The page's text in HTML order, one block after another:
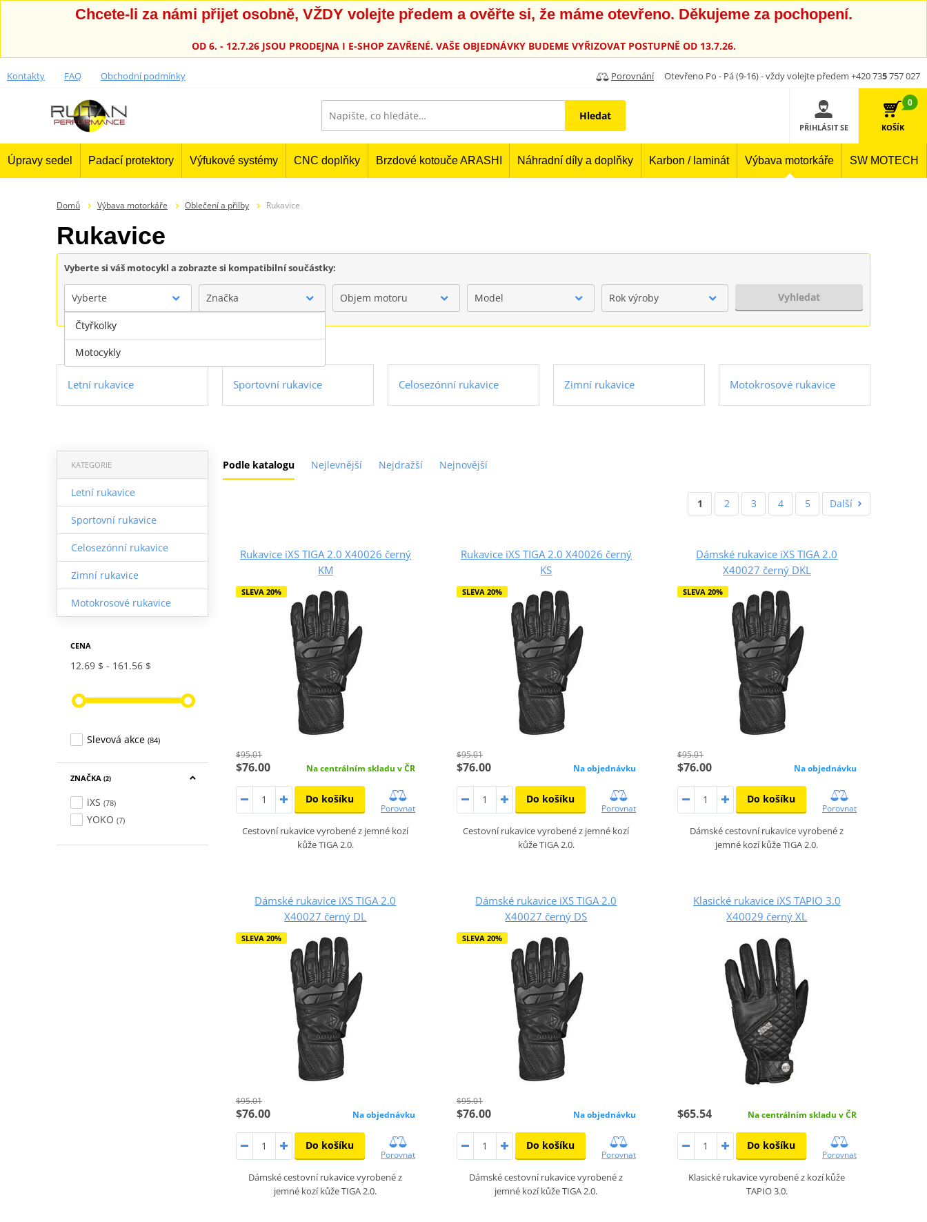
Chcete-li za námi přijet osobně, VŽDY volejte předem a ověřte si, že máme otevřeno. Děkujeme za pochopení.
OD 6. - 12.7.26 JSOU PRODEJNA I E-SHOP ZAVŘENÉ. VAŠE OBJEDNÁVKY BUDEME VYŘIZOVAT POSTUPNĚ OD 13.7.26.
Kontakty FAQ Obchodní podmínky Porovnání Otevřeno Po - Pá (9-16) - vždy volejte předem +420 735757 027
Hledat
PŘIHLÁSIT SE
0
KOŠÍK
Úpravy sedel Padací protektory Výfukové systémy CNC doplňky Brzdové kotouče ARASHI Náhradní díly a doplňky Karbon / laminát Výbava motorkáře SW MOTECH
Domů Výbava motorkáře Oblečení a přilby Rukavice
Rukavice
Vyberte si váš motocykl a zobrazte si kompatibilní součástky:
Vyberte Značka Objem motoru Model Rok výroby Vyhledat
Letní rukavice Sportovní rukavice Celosezónní rukavice Zimní rukavice Motokrosové rukavice
Podle katalogu Nejlevnější Nejdražší Nejnovější
KATEGORIE
Letní rukavice
Sportovní rukavice
Celosezónní rukavice
Zimní rukavice
Motokrosové rukavice
CENA
12.69 $ 161.56 $
Slevová akce (84)
ZNAČKA (2)
iXS (78)
YOKO (7)
1 2 3 4 5 Další
Rukavice iXS TIGA 2.0 X40026 černý
KM
SLEVA 20%
$95.01
$76.00 Na centrálním skladu v ČR
Do košíku
Porovnat
Cestovní rukavice vyrobené z jemné kozí
kůže TIGA 2.0.
Rukavice iXS TIGA 2.0 X40026 černý
KS
SLEVA 20%
$95.01
$76.00 Na objednávku
Do košíku
Porovnat
Cestovní rukavice vyrobené z jemné kozí
kůže TIGA 2.0.
Dámské rukavice iXS TIGA 2.0
X40027 černý DKL
SLEVA 20%
$95.01
$76.00 Na objednávku
Do košíku
Porovnat
Dámské cestovní rukavice vyrobené z
jemné kozí kůže TIGA 2.0.
Dámské rukavice iXS TIGA 2.0
X40027 černý DL
SLEVA 20%
$95.01
$76.00 Na objednávku
Do košíku
Porovnat
Dámské cestovní rukavice vyrobené z
jemné kozí kůže TIGA 2.0.
Dámské rukavice iXS TIGA 2.0
X40027 černý DS
SLEVA 20%
$95.01
$76.00 Na objednávku
Do košíku
Porovnat
Dámské cestovní rukavice vyrobené z
jemné kozí kůže TIGA 2.0.
Klasické rukavice iXS TAPIO 3.0
X40029 černý XL
$65.54 Na centrálním skladu v ČR
Do košíku
Porovnat
Klasické rukavice vyrobené z kozí kůže
TAPIO 3.0.
Čtyřkolky
Motocykly